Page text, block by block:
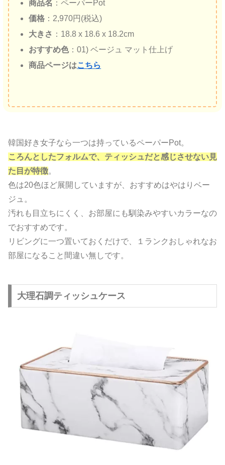
商品名 ：ペーパーPot
価格 ：2,970円(税込)
大きさ ：18.8 x 18.6 x 18.2cm
おすすめ色：01) ベージュ マット仕上げ
商品ページはこちら
韓国好き女子なら一つは持っているペーパーPot。
ころんとしたフォルムで、ティッシュだと感じさせない見
た目が特徴。
色は20色ほど展開していますが、おすすめはやはりベー
ジュ。
汚れも目立ちにくく、お部屋にも馴染みやすいカラーなの
でおすすめです。
リビングに一つ置いておくだけで、１ランクおしゃれなお
部屋になること間違い無しです。
大理石調ティッシュケース